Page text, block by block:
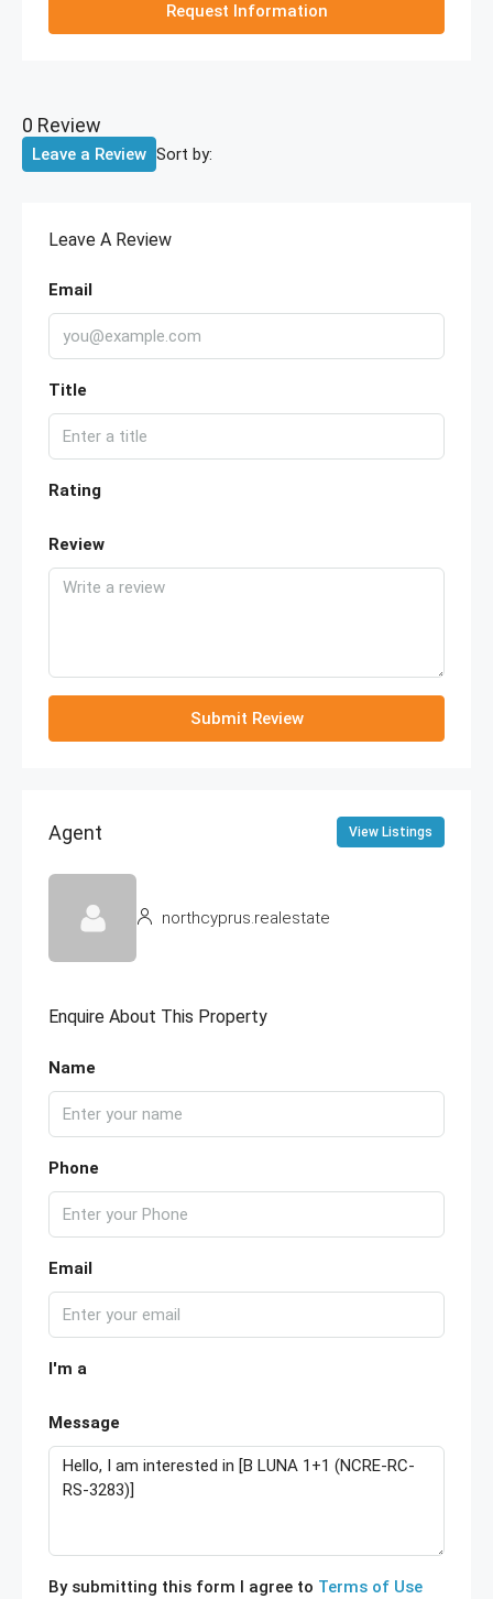
Request Information
0 Review
Sort by:
Leave a Review
Leave A Review
Email
Title
Rating
Review
Submit Review
Agent View Listings
northcyprus.realestate
Enquire About This Property
Name
Phone
Email
I'm a
Message
By submitting this form I agree to Terms of Use